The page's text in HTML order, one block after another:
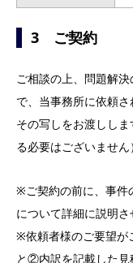
3 ご契約
ご相談の上、問題解
で、当事務所に依頼さ
その写しをお渡しし
る必要はございません
※ご契約の前に、事件
について詳細に説明さ
※依頼者様のご要望が
と②内訳を記載した見